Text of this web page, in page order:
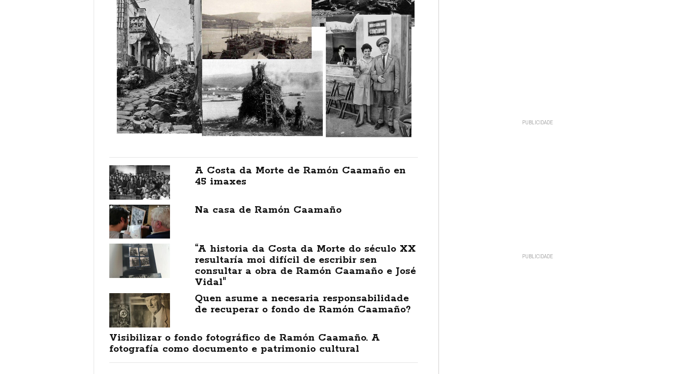
A Costa da Morte de Ramón Caamaño en
45 imaxes
Na casa de Ramón Caamaño
“A historia da Costa da Morte do século XX
resultaría moi difícil de escribir sen
consultar a obra de Ramón Caamaño e José
Vidal"
Quen asume a necesaria responsabilidade
de recuperar o fondo de Ramón Caamaño?
Visibilizar o fondo fotográfico de Ramón Caamaño. A
fotografía como documento e patrimonio cultural